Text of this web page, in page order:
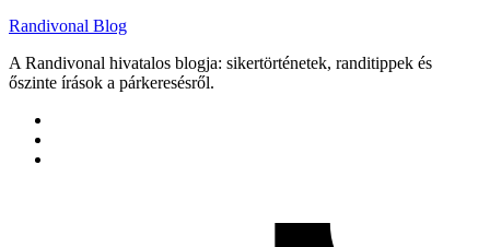
Randivonal Blog
A Randivonal hivatalos blogja: sikertörténetek, randitippek és
őszinte írások a párkeresésről.